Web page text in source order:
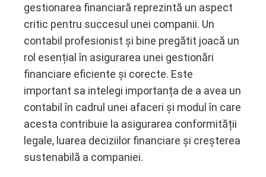
gestionarea financiară reprezintă un aspect
critic pentru succesul unei companii. Un
contabil profesionist și bine pregătit joacă un
rol esențial în asigurarea unei gestionări
financiare eficiente și corecte. Este
important sa intelegi importanța de a avea un
contabil în cadrul unei afaceri și modul în care
acesta contribuie la asigurarea conformității
legale, luarea deciziilor financiare și creșterea
sustenabilă a companiei.